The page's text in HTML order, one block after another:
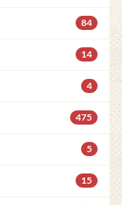
84
14
4
475
5
15